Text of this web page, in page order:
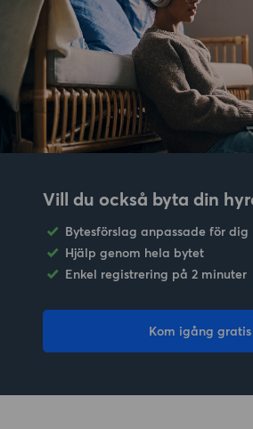
Vill du också byta din
Bytesförslag anpassade för dig
Hjälp genom hela bytet
Enkel registrering på 2 minuter
Kom igång gratis